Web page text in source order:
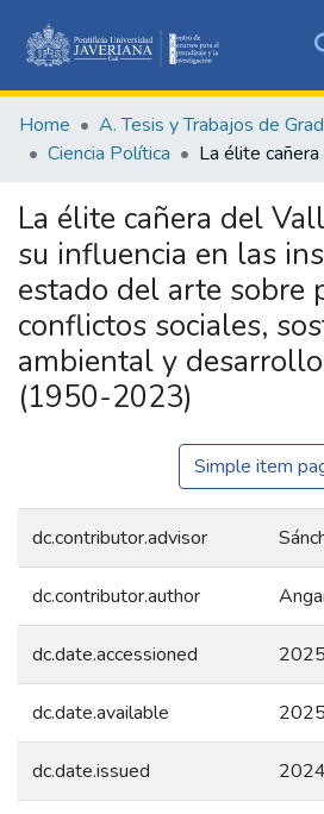
&
Home A. Tesis y Trabajos de
Ciencia Política
La élite cañera del
su influencia en las
estado del arte sobre
conflictos sociales,
ambiental y
(1950-2023)
Simple item
dc.contributor.advisor
dc.contributor.author
dc.date.accessioned
dc.date.available
dc.date.issued 2024